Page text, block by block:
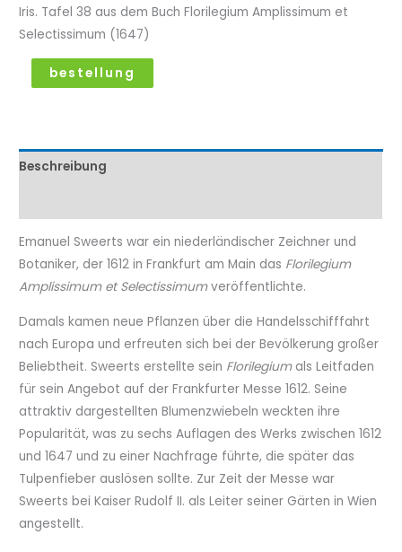
Iris. Tafel 38 aus dem Buch Florilegium Amplissimum et
Selectissimum (1647)
bestellung
Beschreibung
Emanuel Sweerts war ein niederländischer Zeichner und
Botaniker, der 1612 in Frankfurt am Main das Florilegium
Amplissimum et Selectissimumveröffentlichte.
Damals kamen neue Pflanzen über die Handelsschifffahrt
nach Europa und erfreuten sich bei der Bevölkerung großer
Beliebtheit. Sweerts erstellte sein Florilegiumals Leitfaden
für sein Angebot auf der Frankfurter Messe 1612. Seine
attraktiv dargestellten Blumenzwiebeln weckten ihre
Popularität, was zu sechs Auflagen des Werks zwischen 1612
und 1647 und zu einer Nachfrage führte, die später das
Tulpenfieber auslösen sollte. Zur Zeit der Messe war
Sweerts bei Kaiser Rudolf II. als Leiter seiner Gärten in Wien
angestellt.